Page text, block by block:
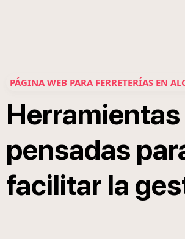
PÁGINA WEB PARA FERRETERÍAS EN
Herramientas
pensadas
facilitar la